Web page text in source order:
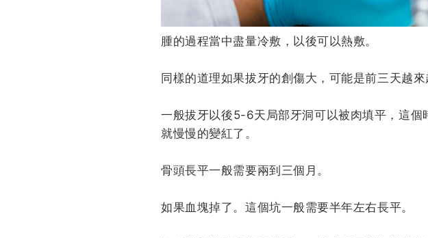
腫的過程當中盡量冷敷，以後可以熱敷。
同樣的道理如果拔牙的創傷大，可能是前三天越來
一般拔牙以後5-6天局部牙洞可以被肉填平，這
就慢慢的變紅了。
骨頭長平一般需要兩到三個月。
如果血塊掉了。這個坑一般需要半年左右長平。